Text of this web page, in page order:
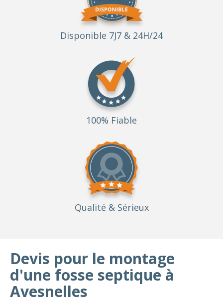
Disponible 7J7 & 24H/24
100% Fiable
Qualité & Sérieux
Devis pour le montage
d'une fosse septique à
Avesnelles